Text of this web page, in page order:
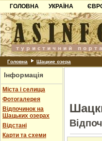
ГОЛОВНА
УКРАЇНА
Карпати
Азов
Причорноморря
Шацьк
Головна Шацкие озера
Інформація
Міста і селища
Фотогалерея
Відпочинок на
Шацьких озерах
Відстані
Карти та схеми